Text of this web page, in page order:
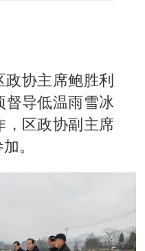
政协主席鲍胜利
督导低温雨雪冰
，区政协副主席
。